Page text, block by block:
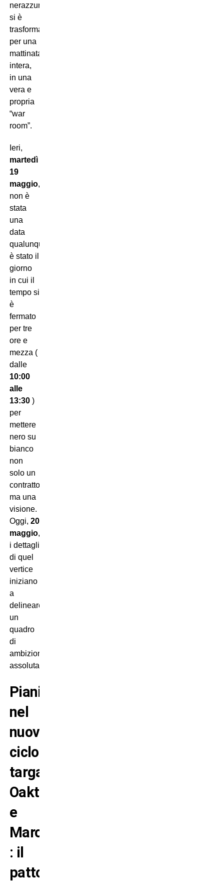
nerazzurro
si è
trasformato,
per una
mattinata
intera,
in una
vera e
propria
“war
room”.
Ieri,
martedì
19
maggio,
non è
stata
una
data
qualunque:
è stato il
giorno
in cui il
tempo si
è
fermato
per tre
ore e
mezza (
dalle
10:00
alle
13:30)
per
mettere
nero su
bianco
non
solo un
contratto,
ma una
visione.
Oggi, 20
maggio,
i dettagli
di quel
vertice
iniziano
a
delineare
un
quadro
di
ambizione
assoluta.
Pianificazione
nel
nuovo
ciclo
targato
Oaktree
e
Marotta
: il
patto